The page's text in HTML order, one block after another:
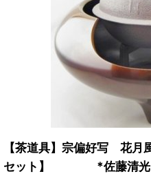
【茶道具】宗偏好写 花
セット】 *佐藤清